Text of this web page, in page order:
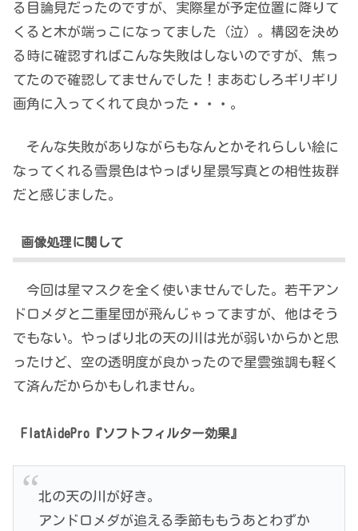
る目論見だったのですが、実際星が予定位置に降りて
くると木が端っこになってました（泣）。構図を決め
る時に確認すればこんな失敗はしないのですが、焦っ
てたので確認してませんでした！まあむしろギリギリ
画角に入ってくれて良かった・・・。
そんな失敗がありながらもなんとかそれらしい絵に
なってくれる雪景色はやっぱり星景写真との相性抜群
だと感じました。
画像処理に関して
今回は星マスクを全く使いませんでした。若干アン
ドロメダと二重星団が飛んじゃってますが、他はそう
でもない。やっぱり北の天の川は光が弱いからかと思
ったけど、空の透明度が良かったので星雲強調も軽く
て済んだからかもしれません。
FlatAidePro『ソフトフィルター効果』
北の天の川が好き。
アンドロメダが追える季節ももうあとわずか